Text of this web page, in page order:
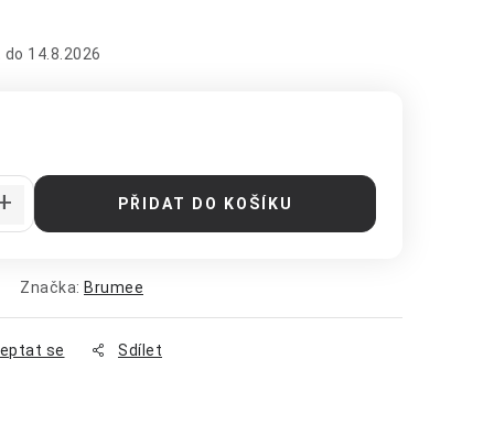
14.8.2026
PŘIDAT DO KOŠÍKU
Značka: Brumee
se Sdílet